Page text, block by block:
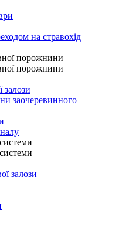
на стравохід
порожнини
порожнини
залози
заочеревинного
залози